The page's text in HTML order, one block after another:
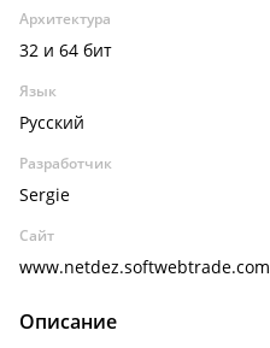
Архитектура
32 и 64 бит
Язык
Русский
Разработчик
Sergie
Сайт
www.netdez.softwebtrade.com
Описание